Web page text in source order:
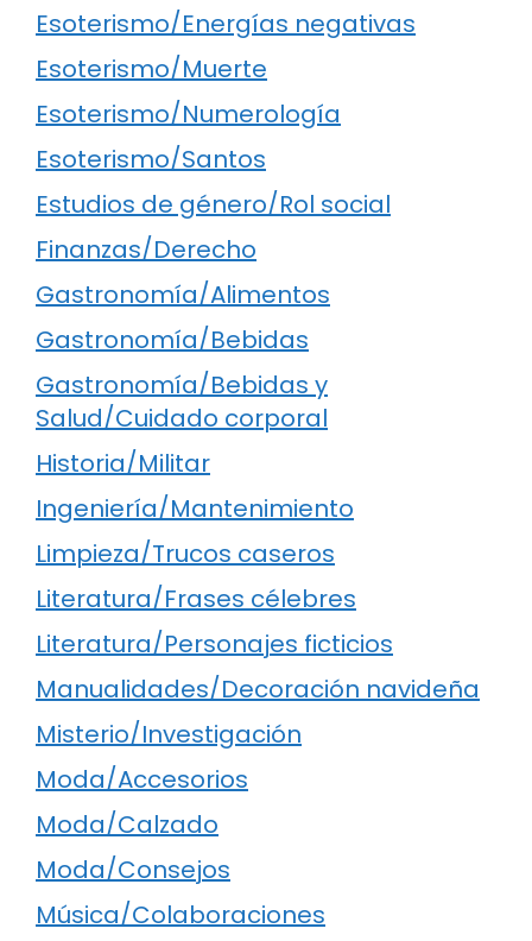
Esoterismo/Energías negativas
Esoterismo/Muerte
Esoterismo/Numerología
Esoterismo/Santos
Estudios de género/Rol social
Finanzas/Derecho
Gastronomía/Alimentos
Gastronomía/Bebidas
Gastronomía/Bebidas y
Salud/Cuidado corporal
Historia/Militar
Ingeniería/Mantenimiento
Limpieza/Trucos caseros
Literatura/Frases célebres
Literatura/Personajes ficticios
Manualidades/Decoración navideña
Misterio/Investigación
Moda/Accesorios
Moda/Calzado
Moda/Consejos
Música/Colaboraciones